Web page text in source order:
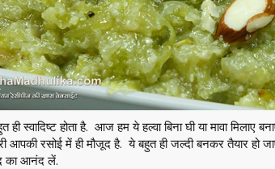
ही स्वादिष्ट होता है. आज हम ये हल्वा बिना घी या मावा मिलाए
आपकी रसोई में ही मौजूद है. ये बहुत ही जल्दी बनकर तैयार हो
का आनंद लें.